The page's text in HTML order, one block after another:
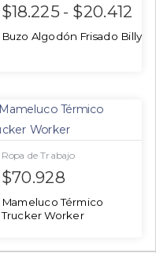
$18.225 - $20.412
Buzo Algodón Frisado Billy
Ropa de Trabajo
$70.928
Mameluco Térmico
Trucker Worker